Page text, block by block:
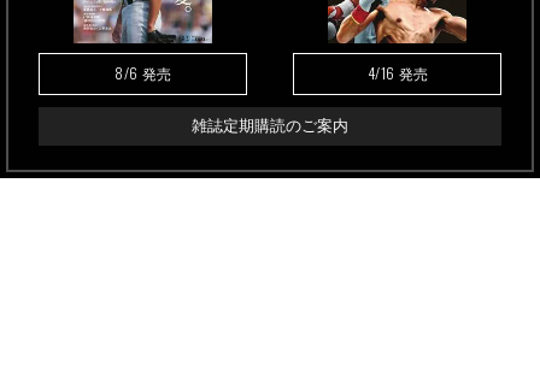
8/6 発売 4/16 発売
雑誌定期購読のご案内